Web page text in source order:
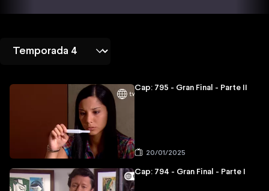
Cap: 795 - Gran Final - Parte II
20/01/2025
Cap: 794 - Gran Final - Parte I